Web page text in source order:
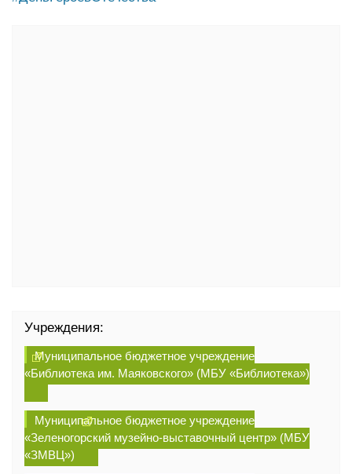
Учреждения:
Муниципальное бюджетное учреждение
«Библиотека им. Маяковского» (МБУ «Библиотека»)
Муниципальное бюджетное учреждение
«Зеленогорский музейно-выставочный центр» (МБУ
«ЗМВЦ»)